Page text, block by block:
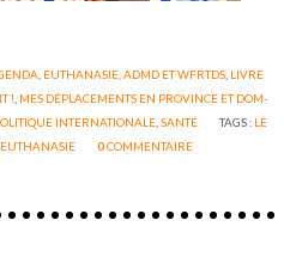
EUTHANASIE, ADMD ET WFRTDS, LIVRE
! MES DÉPLACEMENTS EN PROVINCE ET DOM-
INTERNATIONALE ,SANTÉ TAGS : LE
EUTHANASIE 0COMMENTAIRE